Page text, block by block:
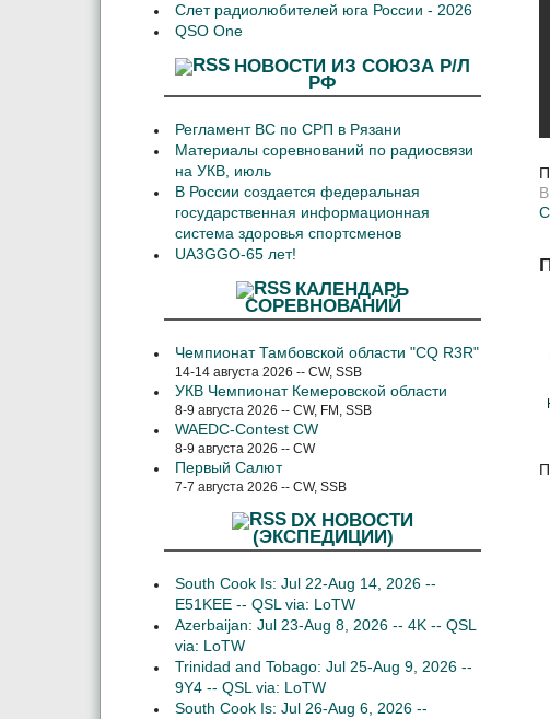
Слет радиолюбителей юга России - 2026
QSO One
НОВОСТИ ИЗ СОЮЗА Р/Л
РФ
Регламент ВС по СРП в Рязани
Материалы соревнований по радиосвязи
на УКВ, июль
В России создается федеральная
государственная информационная
система здоровья спортсменов
UA3GGO-65 лет!
КАЛЕНДАРЬ
СОРЕВНОВАНИЙ
Чемпионат Тамбовской области "CQ R3R"
14-14 августа 2026 -- CW, SSB
УКВ Чемпионат Кемеровской области
8-9 августа 2026 -- CW, FM, SSB
WAEDC-Contest CW
8-9 августа 2026 -- CW
Первый Салют
7-7 августа 2026 -- CW, SSB
DX НОВОСТИ
(ЭКСПЕДИЦИИ)
South Cook Is: Jul 22-Aug 14, 2026 --
E51KEE -- QSL via: LoTW
Azerbaijan: Jul 23-Aug 8, 2026 -- 4K -- QSL
via: LoTW
Trinidad and Tobago: Jul 25-Aug 9, 2026 --
9Y4 -- QSL via: LoTW
South Cook Is: Jul 26-Aug 6, 2026 --